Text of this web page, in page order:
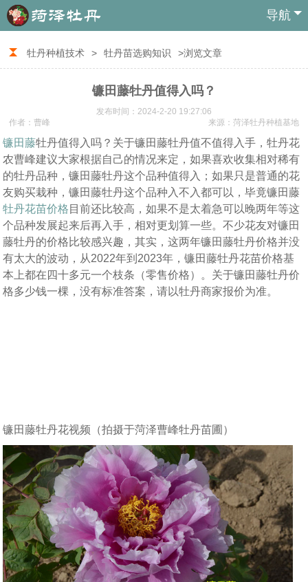
导航
牡丹种植技术 > 牡丹苗选购知识 >浏览文章
镰田藤牡丹值得入吗？
发布时间：2024-2-20 19:27:06
来源：菏泽牡丹种植基地
作者：曹峰
镰田藤牡丹值得入吗？关于镰田藤牡丹值不值得入手，牡丹花
农曹峰建议大家根据自己的情况来定，如果喜欢收集相对稀有
的牡丹品种，镰田藤牡丹这个品种值得入；如果只是普通的花
友购买栽种，镰田藤牡丹这个品种入不入都可以，毕竟镰田藤
牡丹花苗价格 目前还比较高，如果不是太着急可以晚两年等这
个品种发展起来后再入手，相对更划算一些。不少花友对镰田
藤牡丹的价格比较感兴趣，其实，这两年镰田藤牡丹价格并没
有太大的波动，从2022年到2023年，镰田藤牡丹花苗价格基
本上都在四十多元一个枝条（零售价格）。关于镰田藤牡丹价
格多少钱一棵，没有标准答案，请以牡丹商家报价为准。
镰田藤牡丹花视频（拍摄于菏泽曹峰牡丹苗圃）